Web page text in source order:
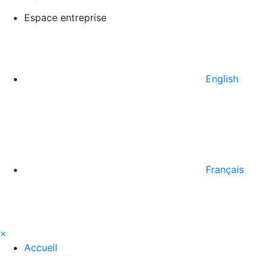
Espace entreprise
English
Français
×
Accueil